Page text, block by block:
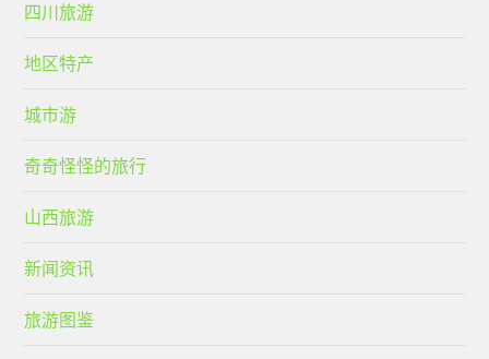
四川旅游
地区特产
城市游
奇奇怪怪的旅行
山西旅游
新闻资讯
旅游图鉴